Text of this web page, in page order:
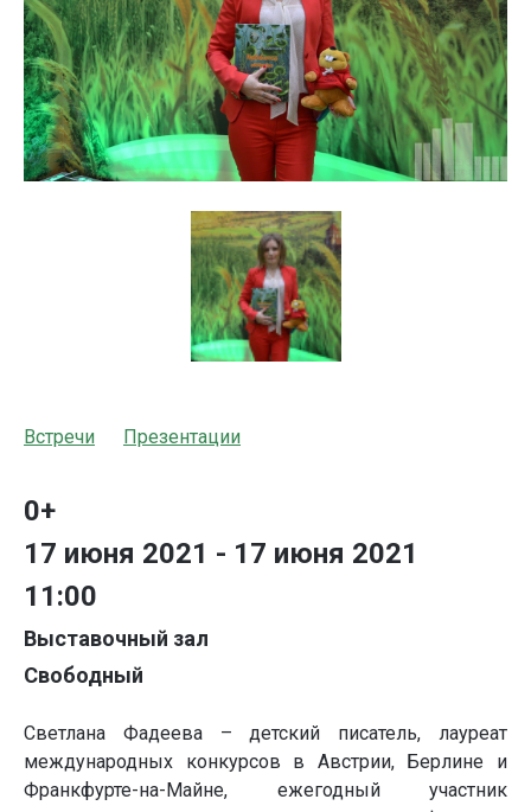
Встречи Презентации
0+
17 июня 2021 - 17 июня 2021
11:00
Выставочный зал
Свободный
Светлана Фадеева – детский писатель, лауреат
международных конкурсов в Австрии, Берлине и
Франкфурте-на-Майне, ежегодный участник